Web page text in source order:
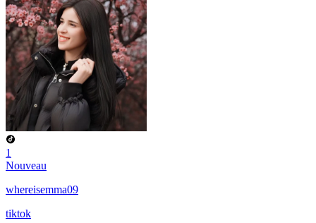
1
Nouveau
whereisemma09
tiktok